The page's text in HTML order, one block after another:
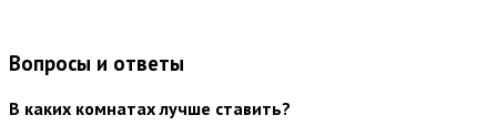
Вопросы и ответы
В каких комнатах лучше ставить?